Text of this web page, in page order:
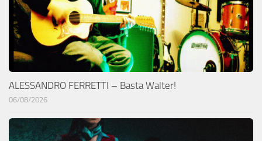
ALESSANDRO FERRETTI – Basta Walter!
06/08/2026